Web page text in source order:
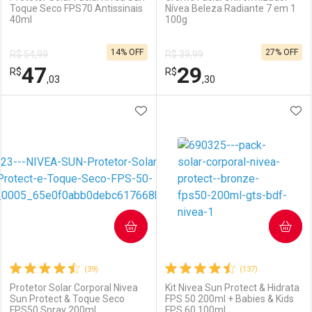
Comprar sem Desconto
Por R$ 28,41/cada
Comprar sem Desconto
Por R$ 28,41/cada
Comprar sem Desconto
Por R$ 35,27/cada
Comprar sem Desconto
Por R$ 35,27/cada
Toque Seco FPS70 Antissinais
40ml
R$ 54,99
R$47,03
14% OFF
Laboratório
Por Menos
Nívea Beleza Radiante 7 em 1
100g
R$ 39,99
R$29,30
27% OFF
Laboratório
Por Menos
(39)
Protetor Solar Corporal Nivea
Sun Protect & Toque Seco
ADICIONAR AOS FAVORITOS
COMPRAR
(137)
Kit Nivea Sun Protect & Hidrata
FPS 50 200ml + Babies & Kids
COMPRAR